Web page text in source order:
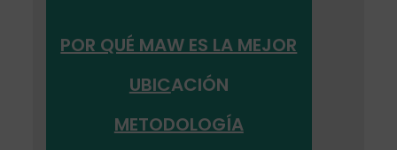
POR QUÉ MAW ES LA MEJOR
UBICACIÓN
METODOLOGÍA